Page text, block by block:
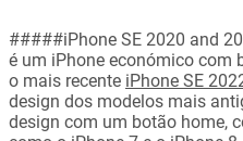
#####iPhone SE 2020 and
é um iPhone económico com
o mais recente iPhone SE
design dos modelos mais
design com um botão home,